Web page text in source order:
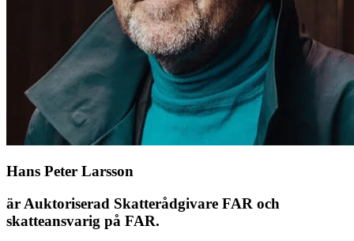
Hans Peter Larsson
är Auktoriserad Skatterådgivare FAR och
skatteansvarig på FAR.